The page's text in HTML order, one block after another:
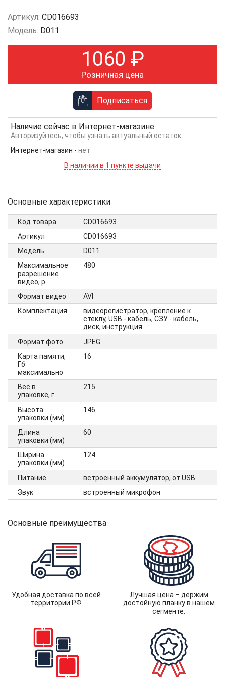
Артикул: CD016693
Модель: D011
1060 ₽
Розничная цена
Подписаться
Наличие сейчас в Интернет-магазине
Авторизуйтесь, чтобы узнать актуальный остаток
Интернет-магазин - нет
В наличии в 1 пункте выдачи
Основные характеристики
Код товара
CD016693
Артикул
CD016693
Модель
D011
Максимальное
разрешение
видео, p
480
Формат видео
AVI
Комплектация
видеорегистратор, крепление к
стеклу, USB - кабель, СЗУ - кабель,
диск, инструкция
Формат фото
JPEG
Карта памяти,
Гб
максимально
16
Вес в
упаковке, г
215
Высота
упаковки (мм)
146
Длина
упаковки (мм)
60
Ширина
упаковки (мм)
124
Питание
встроенный аккумулятор, от USB
Звук
встроенный микрофон
Основные преимущества
Удобная доставка по всей
территории РФ
Лучшая цена – держим
достойную планку в нашем
сегменте.